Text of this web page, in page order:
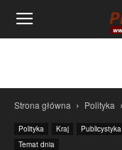
Strona główna Polityka
Polityka Kraj Publicystyka
Temat dnia